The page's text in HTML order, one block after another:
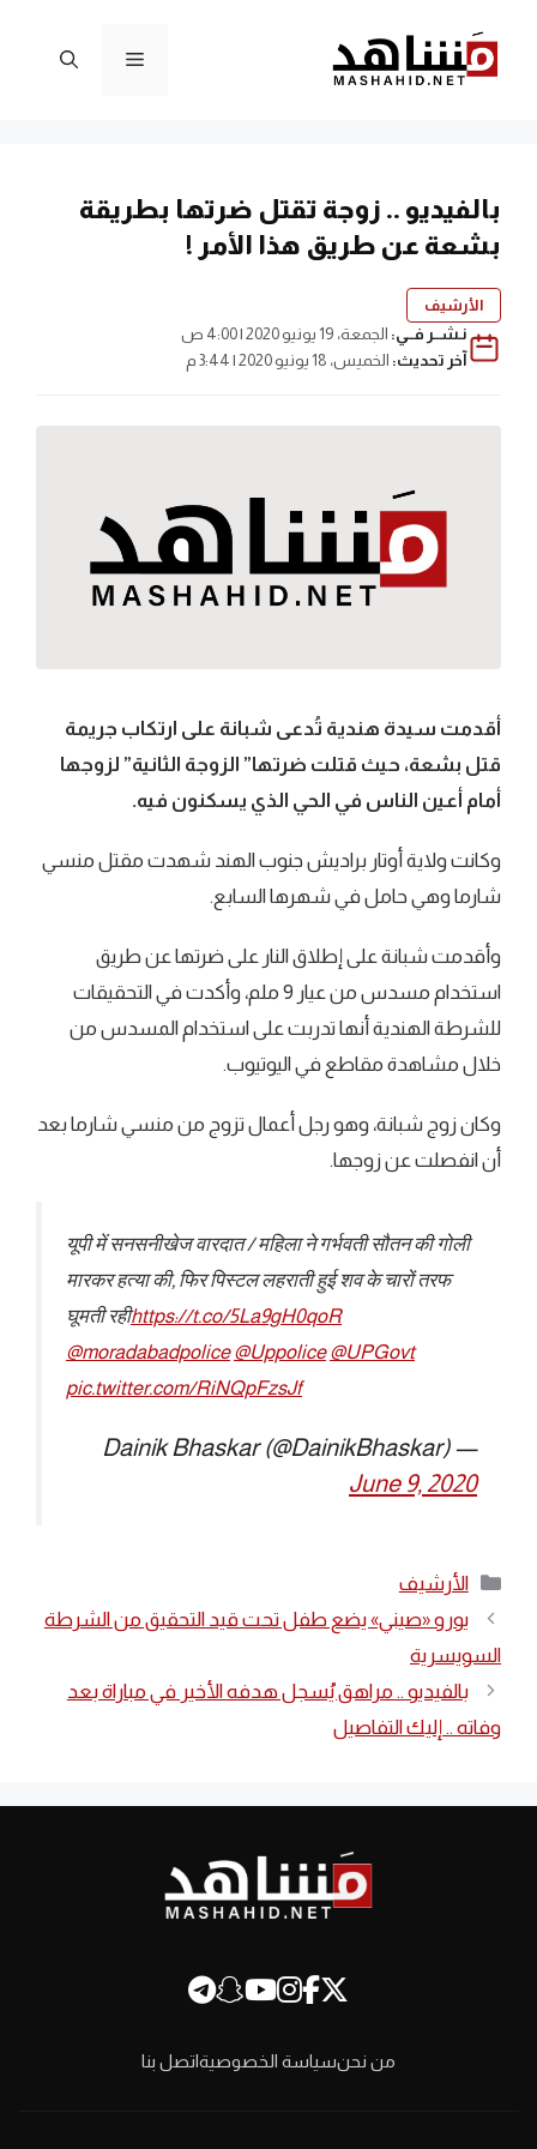
المحتوى
القائمة
بالفيديو .. زوجة تقتل ضرتها بطريقة
بشعة عن طريق هذا الأمر !
الأرشيف
نـشــر فــي: الجمعة، 19 يونيو 2020 | 4:00 ص
آخر تحديث: الخميس، 18 يونيو 2020 | 3:44 م
أقدمت سيدة هندية تُدعى شبانة على ارتكاب جريمة
قتل بشعة، حيث قتلت ضرتها” الزوجة الثانية” لزوجها
أمام أعين الناس في الحي الذي يسكنون فيه.
وكانت ولاية أوتار براديش جنوب الهند شهدت مقتل منسي
شارما وهي حامل في شهرها السابع.
وأقدمت شبانة على إطلاق النار على ضرتها عن طريق
استخدام مسدس من عيار 9 ملم، وأكدت في التحقيقات
للشرطة الهندية أنها تدربت على استخدام المسدس من
خلال مشاهدة مقاطع في اليوتيوب.
وكان زوج شبانة، وهو رجل أعمال تزوج من منسي شارما بعد
أن انفصلت عن زوجها.
यूपी में सनसनीखेज वारदात / महिला ने गर्भवती सौतन की गोली
मारकर हत्या की, फिर पिस्टल लहराती हुई शव के चारों तरफ
घूमती रहीhttps://t.co/5La9gH0qoR
@moradabadpolice @Uppolice @UPGovt
pic.twitter.com/RiNQpFzsJf
— Dainik Bhaskar (@DainikBhaskar)
June 9, 2020
التصنيفات
الأرشيف
يورو «صيني» يضع طفل تحت قيد التحقيق من الشرطة
السويسرية
بالفيديو .. مراهق يُسجل هدفه الأخير في مباراة بعد
وفاته .. إليك التفاصيل
من نحنسياسة الخصوصيةاتصل بنا